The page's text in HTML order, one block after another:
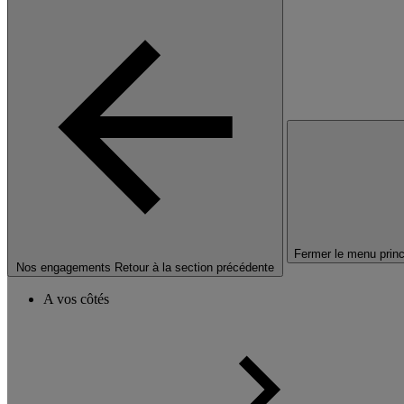
Nos engagements Retour à la section précédente
Fermer le menu
A vos côtés